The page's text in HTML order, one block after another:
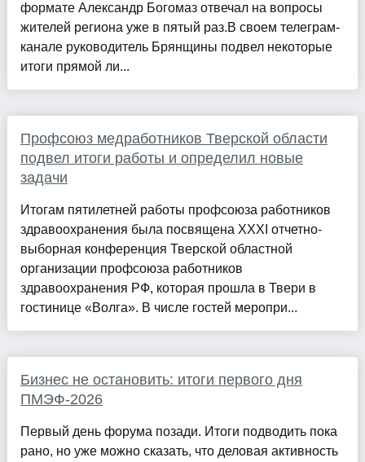
формате Александр Богомаз отвечал на вопросы
жителей региона уже в пятый раз.В своем телеграм-
канале руководитель Брянщины подвел некоторые
итоги прямой ли...
Профсоюз медработников Тверской области
подвел итоги работы и определил новые
задачи
Итогам пятилетней работы профсоюза работников
здравоохранения была посвящена XXXI отчетно-
выборная конференция Тверской областной
организации профсоюза работников
здравоохранения РФ, которая прошла в Твери в
гостинице «Волга». В числе гостей меропри...
Бизнес не остановить: итоги первого дня
ПМЭФ-2026
Первый день форума позади. Итоги подводить пока
рано, но уже можно сказать, что деловая активность